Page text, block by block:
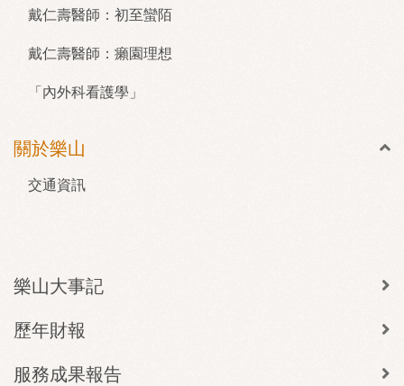
戴仁壽醫師：初至蠻陌
戴仁壽醫師：癩園理想
「內外科看護學」
關於樂山
交通資訊
樂山大事記
歷年財報
服務成果報告